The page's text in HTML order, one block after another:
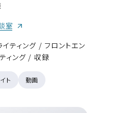
室 （新しいウィンドウが開きます）
ティング / フロントエン
ィング / 収録
ト 動画